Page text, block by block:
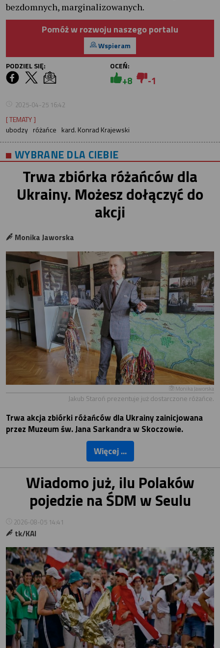
bezdomnych, marginalizowanych.
Pomóż w rozwoju naszego portalu
Wspieram
PODZIEL SIĘ:
OCEŃ:
+8 -1
2025-04-25 16:42
[ TEMATY ]
ubodzy różańce kard. Konrad Krajewski
WYBRANE DLA CIEBIE
Trwa zbiórka różańców dla
Ukrainy. Możesz dołączyć do
akcji
Monika Jaworska
Monika Jaworska
Jakub Staroń prezentuje już dostarczone różańce.
Trwa akcja zbiórki różańców dla Ukrainy zainicjowana
przez Muzeum św. Jana Sarkandra w Skoczowie.
Więcej ...
Wiadomo już, ilu Polaków
pojedzie na ŚDM w Seulu
2026-08-05 14:41
tk/KAI